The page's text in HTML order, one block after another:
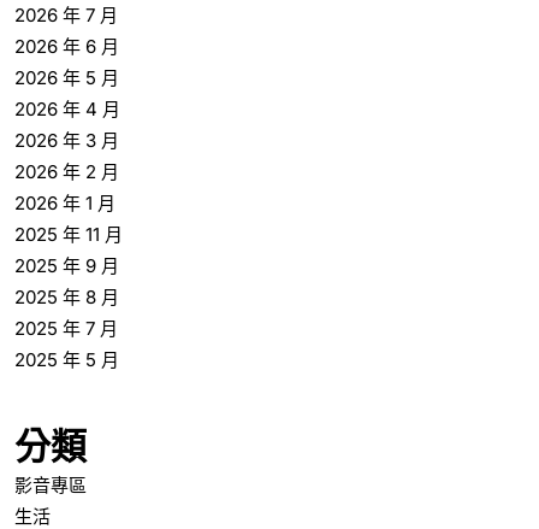
2026 年 7 月
2026 年 6 月
2026 年 5 月
2026 年 4 月
2026 年 3 月
2026 年 2 月
2026 年 1 月
2025 年 11 月
2025 年 9 月
2025 年 8 月
2025 年 7 月
2025 年 5 月
分類
影音專區
生活